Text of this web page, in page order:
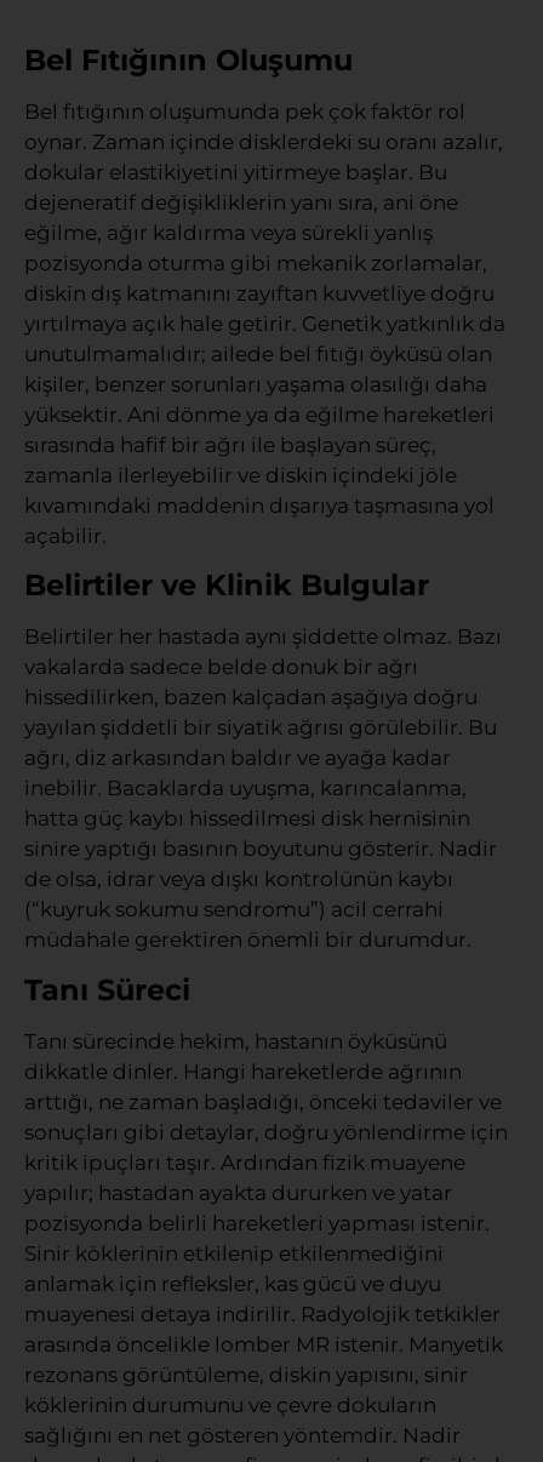
Bel Fıtığının Oluşumu
Bel fıtığının oluşumunda pek çok faktör rol
oynar. Zaman içinde disklerdeki su oranı azalır,
dokular elastikiyetini yitirmeye başlar. Bu
dejeneratif değişikliklerin yanı sıra, ani öne
eğilme, ağır kaldırma veya sürekli yanlış
pozisyonda oturma gibi mekanik zorlamalar,
diskin dış katmanını zayıftan kuvvetliye doğru
yırtılmaya açık hale getirir. Genetik yatkınlık da
unutulmamalıdır; ailede bel fıtığı öyküsü olan
kişiler, benzer sorunları yaşama olasılığı daha
yüksektir. Ani dönme ya da eğilme hareketleri
sırasında hafif bir ağrı ile başlayan süreç,
zamanla ilerleyebilir ve diskin içindeki jöle
kıvamındaki maddenin dışarıya taşmasına yol
açabilir.
Belirtiler ve Klinik Bulgular
Belirtiler her hastada aynı şiddette olmaz. Bazı
vakalarda sadece belde donuk bir ağrı
hissedilirken, bazen kalçadan aşağıya doğru
yayılan şiddetli bir siyatik ağrısı görülebilir. Bu
ağrı, diz arkasından baldır ve ayağa kadar
inebilir. Bacaklarda uyuşma, karıncalanma,
hatta güç kaybı hissedilmesi disk hernisinin
sinire yaptığı basının boyutunu gösterir. Nadir
de olsa, idrar veya dışkı kontrolünün kaybı
(“kuyruk sokumu sendromu”) acil cerrahi
müdahale gerektiren önemli bir durumdur.
Tanı Süreci
Tanı sürecinde hekim, hastanın öyküsünü
dikkatle dinler. Hangi hareketlerde ağrının
arttığı, ne zaman başladığı, önceki tedaviler ve
sonuçları gibi detaylar, doğru yönlendirme için
kritik ipuçları taşır. Ardından fizik muayene
yapılır; hastadan ayakta dururken ve yatar
pozisyonda belirli hareketleri yapması istenir.
Sinir köklerinin etkilenip etkilenmediğini
anlamak için refleksler, kas gücü ve duyu
muayenesi detaya indirilir. Radyolojik tetkikler
arasında öncelikle lomber MR istenir. Manyetik
rezonans görüntüleme, diskin yapısını, sinir
köklerinin durumunu ve çevre dokuların
sağlığını en net gösteren yöntemdir. Nadir